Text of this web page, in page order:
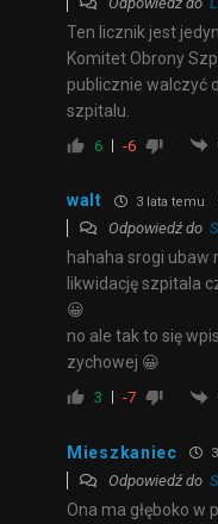
Ten licznik jest
Komitet Obrony
publicznie walczyć
szpitalu.
6 -6
walt 3 lata temu
Odpowiedź do
hahaha srogi ubaw
likwidację szpitala
😀
no ale tak to się
zychowej 😀
3 -7
Mieszkaniec
Odpowiedź do
Ona ma głęboko w